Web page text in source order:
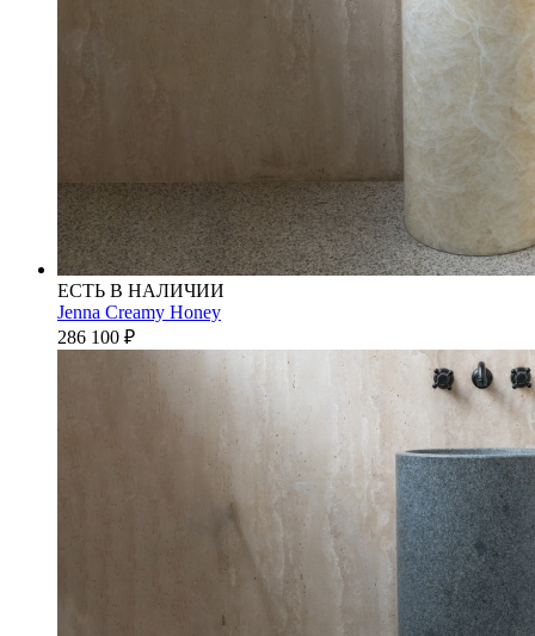
ЕСТЬ В НАЛИЧИИ
Jenna Creamy Honey
286 100 ₽